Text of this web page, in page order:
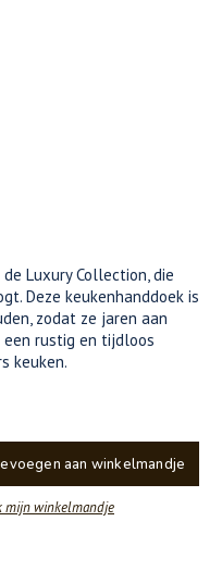
Luxury Collection, die
Deze keukenhanddoek is
zodat ze jaren aan
een rustig en tijdloos
keuken.
aan winkelmandje
mijn winkelmandje